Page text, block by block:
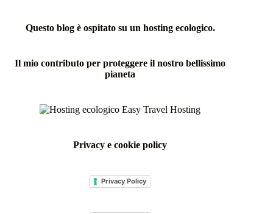
Questo blog è ospitato su un hosting ecologico.
Il mio contributo per proteggere il nostro bellissimo
pianeta
Privacy e cookie policy
Privacy Policy